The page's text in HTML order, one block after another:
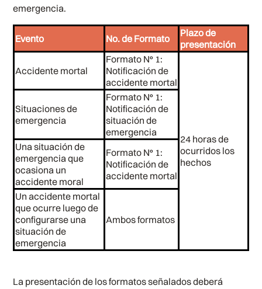
emergencia.
Evento No. de Formato
Plazo de
presentación
Accidente mortal
Formato N° 1:
Notificación de
accidente mortal
24 horas de
ocurridos los
hechos
Situaciones de
emergencia
Formato N° 1:
Notificación de
situación de
emergencia
Una situación de
emergencia que
ocasiona un
accidente moral
Formato N° 1:
Notificación de
accidente mortal
Un accidente mortal
que ocurre luego de
configurarse una
situación de
emergencia
Ambos formatos
La presentación de los formatos señalados deberá